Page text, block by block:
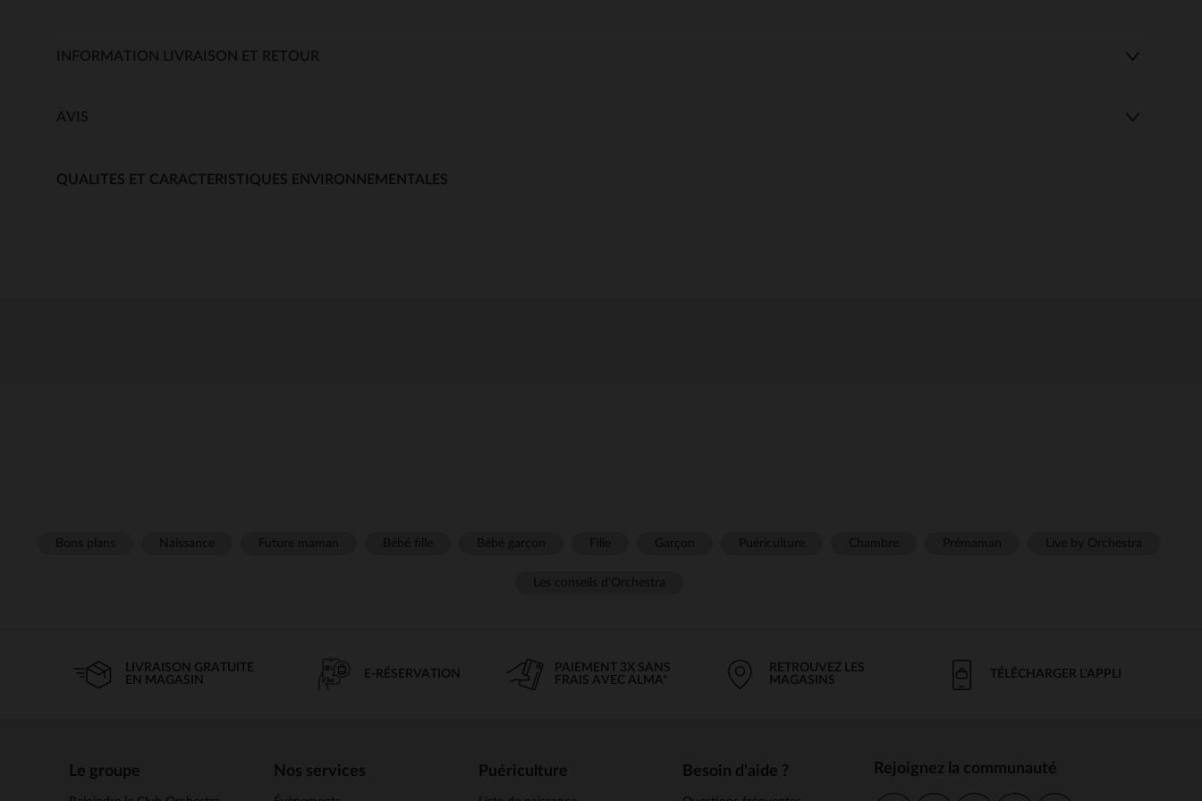
INFORMATION LIVRAISON ET RETOUR
AVIS
QUALITES ET CARACTERISTIQUES ENVIRONNEMENTALES
LIVRAISON GRATUITE
EN MAGASIN
E-RÉSERVATION
PAIEMENT 3X SANS
FRAIS AVEC ALMA*
RETROUVEZ LES
MAGASINS
TÉLÉCHARGER L'APPLI
Le groupe Nos services Puériculture Besoin d'aide ? Rejoignez la communauté